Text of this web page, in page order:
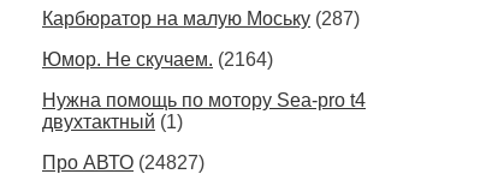
Карбюратор на малую Моську (287)
Юмор. Не скучаем. (2164)
Нужна помощь по мотору Sea-pro t4
двухтактный (1)
Про АВТО (24827)